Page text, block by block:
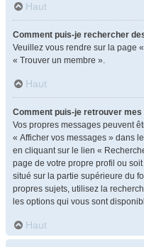
Haut
Comment puis-je rechercher
Veuillez vous rendre sur la page
« Trouver un membre ».
Haut
Comment puis-je retrouver
Vos propres messages peuvent
« Afficher vos messages » dans
en cliquant sur le lien «
page de votre propre profil ou
situé sur la partie supérieure du
propres sujets, utilisez la
les options qui vous sont
Haut